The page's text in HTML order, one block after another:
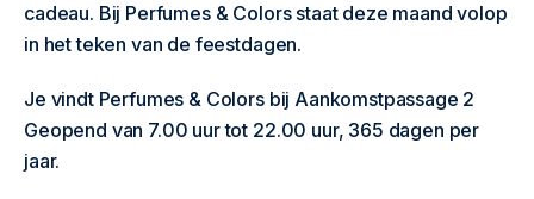
cadeau. Bij Perfumes & Colors staat deze maand volop
in het teken van de feestdagen.
Je vindt Perfumes & Colors bij Aankomstpassage 2
Geopend van 7.00 uur tot 22.00 uur, 365 dagen per
jaar.